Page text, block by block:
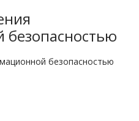
безопасностью